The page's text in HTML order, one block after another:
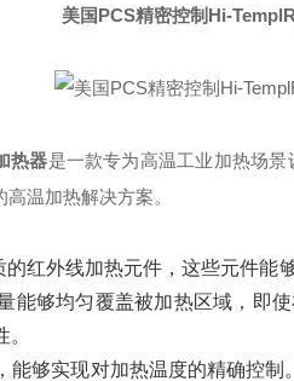
美国PCS精密控制Hi-
热器是一款专为高温工业加热场
温加热解决方案。
红外线加热元件，这些元件
能够均匀覆盖被加热区域，即
够实现对加热温度的精确控